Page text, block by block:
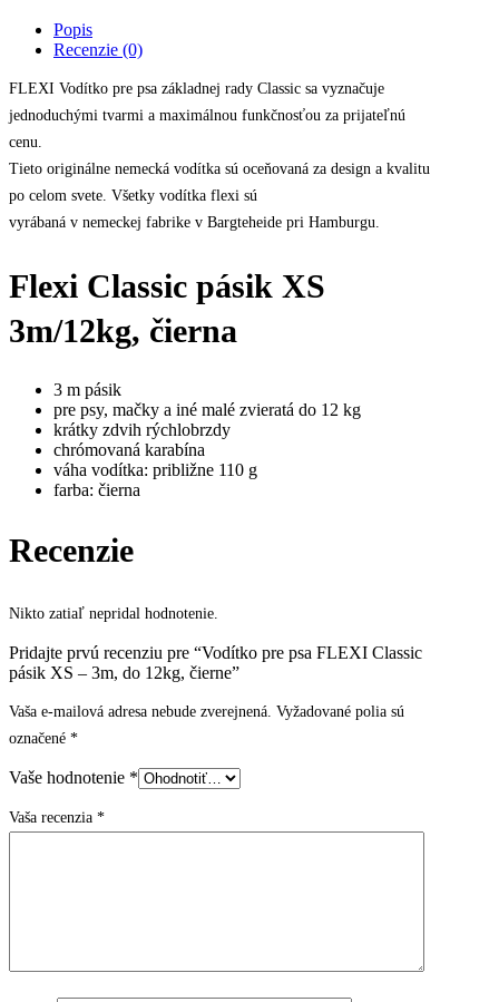
XS
3m,
12kg,
quantity
Popis
Recenzie (0)
FLEXI Vodítko pre psa základnej rady Classic sa vyznačuje
jednoduchými tvarmi a maximálnou funkčnosťou za prijateľnú
cenu.
Tieto originálne nemecká vodítka sú oceňovaná za design a kvalitu
po celom svete. Všetky vodítka flexi sú
vyrábaná v nemeckej fabrike v Bargteheide pri Hamburgu.
Flexi Classic pásik XS
3m/12kg, čierna
3 m pásik
pre psy, mačky a iné malé zvieratá do 12 kg
krátky zdvih rýchlobrzdy
chrómovaná karabína
váha vodítka: približne 110 g
farba: čierna
Recenzie
Nikto zatiaľ nepridal hodnotenie.
Pridajte prvú recenziu pre “Vodítko pre psa FLEXI Classic
pásik XS – 3m, do 12kg, čierne”
Vaša e-mailová adresa nebude zverejnená. Vyžadované polia sú
označené *
Vaše hodnotenie *
Vaša recenzia *